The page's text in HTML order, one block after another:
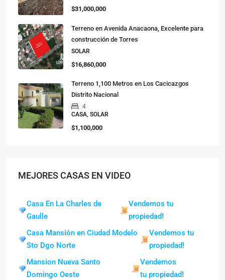
$31,000,000
Terreno en Avenida Anacaona, Excelente para
construcción de Torres
SOLAR
$16,860,000
Terreno 1,100 Metros en Los Cacicazgos
Distrito Nacional
4
CASA, SOLAR
$1,100,000
MEJORES CASAS EN VIDEO
Casa En La Charles de
Gaulle
Vendemos tu
propiedad!
Casa Mansión en Ciudad Modelo
Sto Dgo Norte
Vendemos tu
propiedad!
Mansion Nueva Santo
Domingo Oeste
Vendemos
tu propiedad!